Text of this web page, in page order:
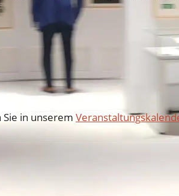
in unserem